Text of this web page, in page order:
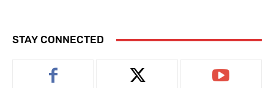
STAY CONNECTED